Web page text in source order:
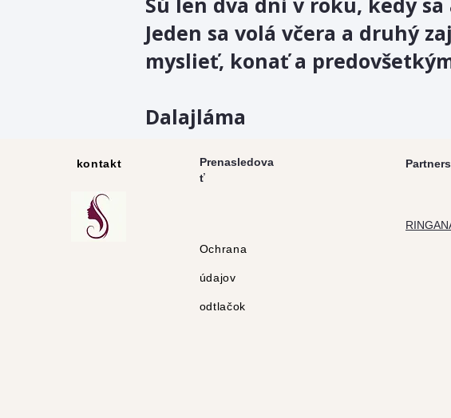
Jeden sa volá včera a druhý
myslieť, konať a
Dalajláma
kontakt
Prenasledova
ť
Ochrana
údajov
odtlačok